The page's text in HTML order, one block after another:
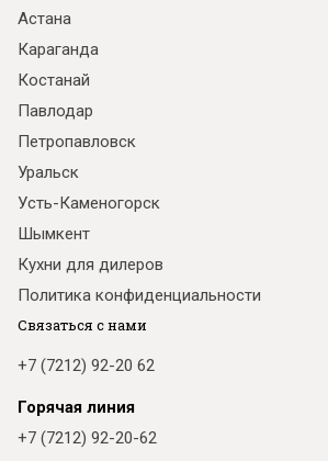
Астана
Караганда
Костанай
Павлодар
Петропавловск
Уральск
Усть-Каменогорск
Шымкент
Кухни для дилеров
Политика конфиденциальности
Связаться с нами
+7 (7212) 92-20 62
Горячая линия
+7 (7212) 92-20-62